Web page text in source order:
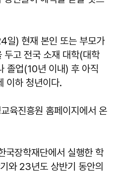
일) 현재 본인 또는 부모가
두고 전국 소재 대학(대학
졸업(10년 이내) 후 아직
이하 청년이다.
육진흥원 홈페이지에서 온
국장학재단에서 실행한 학
와 23년도 상반기 동안의